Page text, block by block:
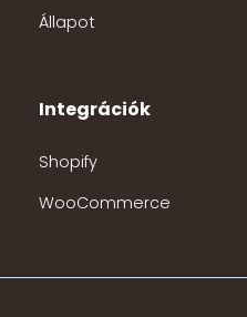
Állapot
Integrációk
Shopify
WooCommerce